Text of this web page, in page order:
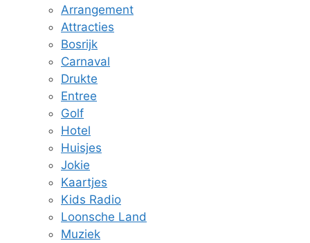
Arrangement
Attracties
Bosrijk
Carnaval
Drukte
Entree
Golf
Hotel
Huisjes
Jokie
Kaartjes
Kids Radio
Loonsche Land
Muziek